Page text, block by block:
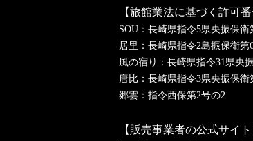
【旅館業法に基づく許可番
SOU：長崎県指令5県央振保衛
居里：長崎県指令2島振保衛第
風の宿り：長崎県指令31県央
唐比：長崎県指令3県央振保衛
郷雲：指令西保第2号の2
【販売事業者の公式サイト